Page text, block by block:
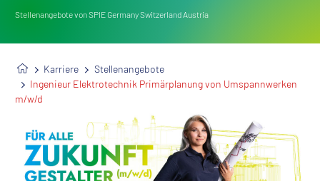
Stellenangebote von SPIE Germany Switzerland Austria
Karriere
Stellenangebote
Ingenieur Elektrotechnik Primärplanung von Umspannwerken
m/w/d